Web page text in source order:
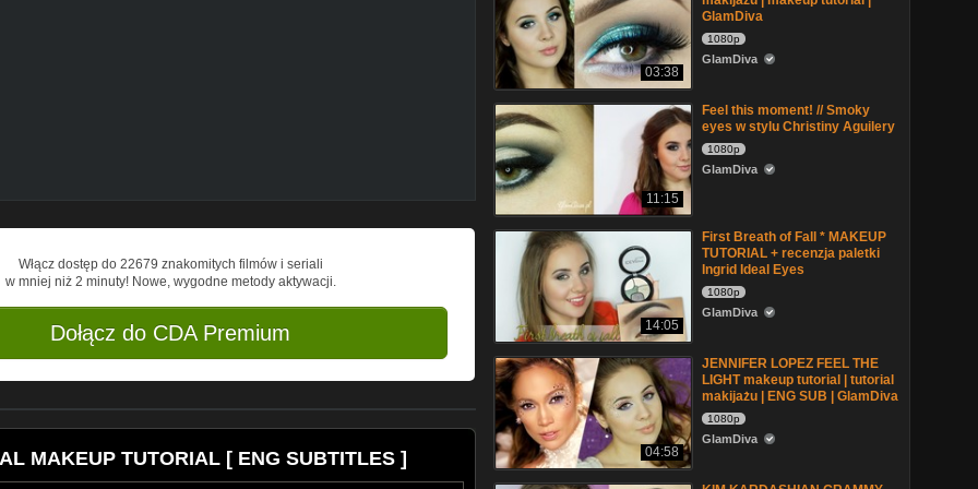
Włącz dostęp do 22679 znakomitych filmów i seriali
w mniej niż 2 minuty! Nowe, wygodne metody aktywacji.
Dołącz do CDA Premium
MAKEUP TUTORIAL [ ENG SUBTITLES ]
03:38
GlamDiva
1080p
GlamDiva
11:15
Feel this moment! // Smoky
eyes w stylu Christiny Aguilery
1080p
GlamDiva
14:05
First Breath of Fall * MAKEUP
TUTORIAL + recenzja paletki
Ingrid Ideal Eyes
1080p
GlamDiva
04:58
JENNIFER LOPEZ FEEL THE
LIGHT makeup tutorial | tutorial
makijażu | ENG SUB | GlamDiva
1080p
GlamDiva